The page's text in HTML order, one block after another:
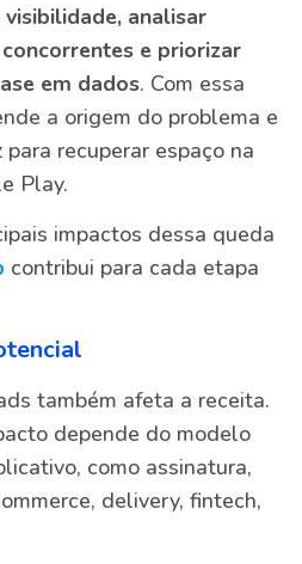
analisar
e priorizar
em dados. Com essa
a origem do problema e
recuperar espaço na
Play.
impactos dessa queda
contribui para cada etapa
também afeta a receita.
depende do modelo
como assinatura,
delivery, fintech,